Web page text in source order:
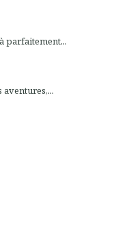
parfaitement...